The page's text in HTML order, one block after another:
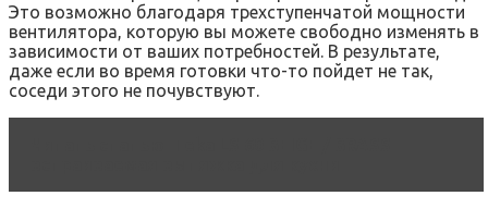
Это возможно благодаря трехступенчатой ​​мощности
вентилятора, которую вы можете свободно изменять в
зависимости от ваших потребностей. В результате,
даже если во время готовки что-то пойдет не так,
соседи этого не почувствуют.